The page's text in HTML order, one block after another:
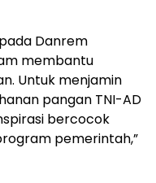
Danrem
membantu
Untuk menjamin
pangan TNI-AD
bercocok
pemerintah,”